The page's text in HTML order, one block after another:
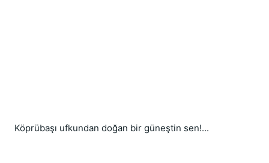
Köprübaşı ufkundan doğan bir güneştin sen!...